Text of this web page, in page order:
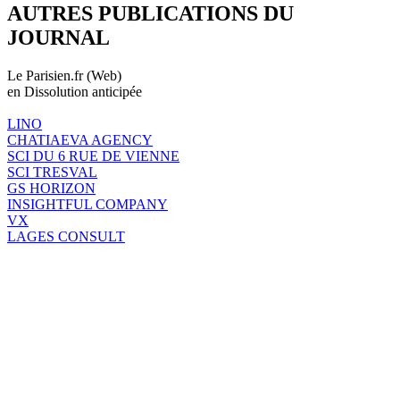
AUTRES PUBLICATIONS DU
JOURNAL
Le Parisien.fr (Web)
en Dissolution anticipée
LINO
CHATIAEVA AGENCY
SCI DU 6 RUE DE VIENNE
SCI TRESVAL
GS HORIZON
INSIGHTFUL COMPANY
VX
LAGES CONSULT